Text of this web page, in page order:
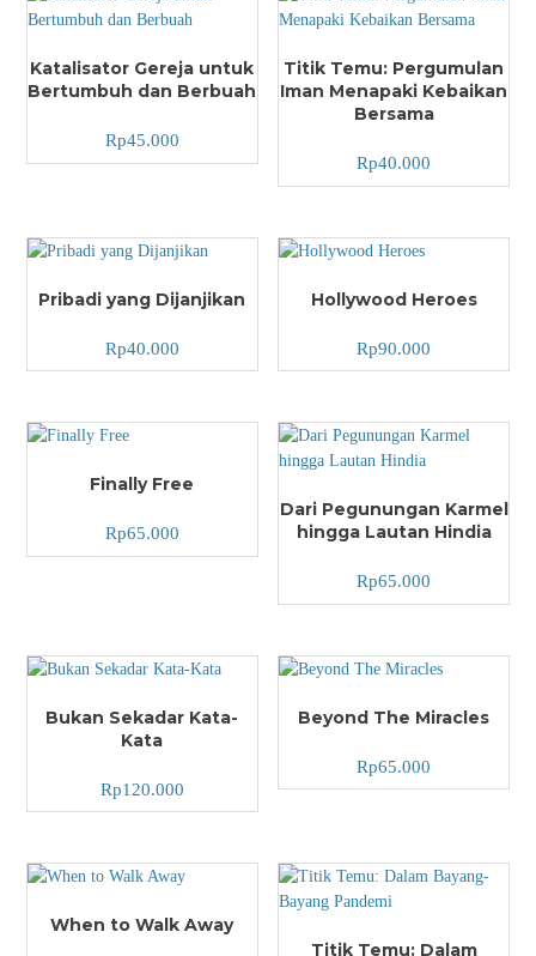
Katalisator Gereja untuk
Bertumbuh dan Berbuah
Rp45.000
Titik Temu: Pergumulan
Iman Menapaki Kebaikan
Bersama
Rp40.000
Pribadi yang Dijanjikan
Rp40.000
Hollywood Heroes
Rp90.000
Finally Free
Rp65.000
Dari Pegunungan Karmel
hingga Lautan Hindia
Rp65.000
Bukan Sekadar Kata-
Kata
Rp120.000
Beyond The Miracles
Rp65.000
When to Walk Away
Titik Temu: Dalam